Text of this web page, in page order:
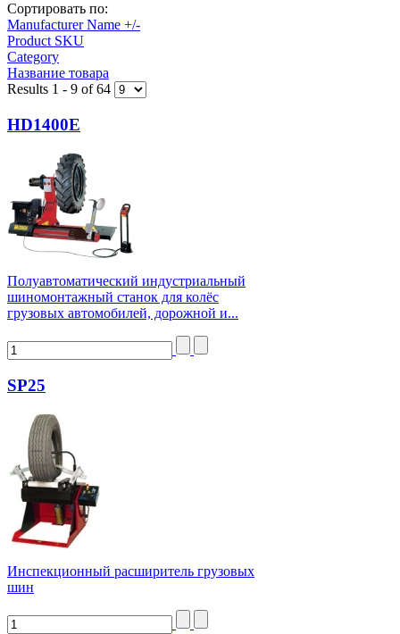
Сортировать по:
Manufacturer Name +/-
Product SKU
Category
Название товара
Results 1 - 9 of 64
HD1400E
Полуавтоматический индустриальный
шиномонтажный станок для колёс
грузовых автомобилей, дорожной и...
SP25
Инспекционный расширитель грузовых
шин